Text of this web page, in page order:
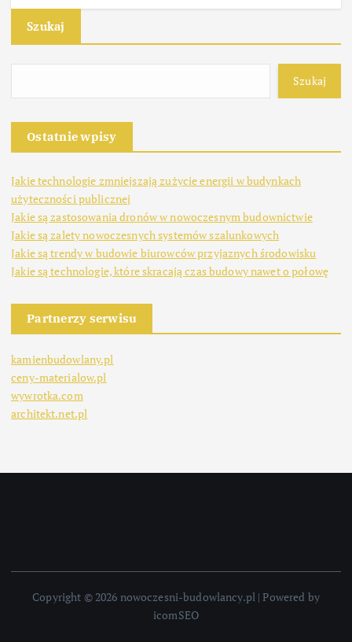
Szukaj
Szukaj
Ostatnie wpisy
Jakie technologie zmniejszają zużycie energii w budynkach
użyteczności publicznej
Jakie są zastosowania dronów w nowoczesnym budownictwie
Jakie są zalety nowoczesnych systemów szalunkowych
Jakie są trendy w budowie biurowców przyjaznych środowisku
Jakie są technologie, które skracają czas budowy nawet o połowę
Partnerzy serwisu
kamienbudowlany.pl
ceny-materialow.pl
wywrotka.com
architekt.net.pl
Copyright © 2026 nowoczesni-budowlancy.pl | Powered by
icomSEO